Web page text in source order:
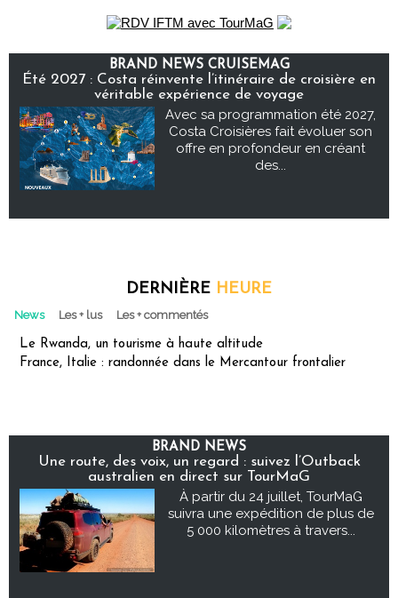
BRAND NEWS CRUISEMAG
Été 2027 : Costa réinvente l’itinéraire de croisière en
véritable expérience de voyage
Avec sa programmation été 2027,
Costa Croisières fait évoluer son
offre en profondeur en créant
des...
DERNIÈRE HEURE
News Les + lus Les + commentés
Le Rwanda, un tourisme à haute altitude
France, Italie : randonnée dans le Mercantour frontalier
BRAND NEWS
Une route, des voix, un regard : suivez l’Outback
australien en direct sur TourMaG
À partir du 24 juillet, TourMaG
suivra une expédition de plus de
5 000 kilomètres à travers...